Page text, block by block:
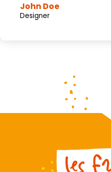
John Doe
Designer